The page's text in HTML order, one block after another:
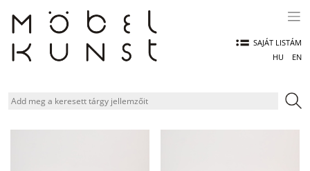
content
SAJÁT LISTÁM
HU
EN